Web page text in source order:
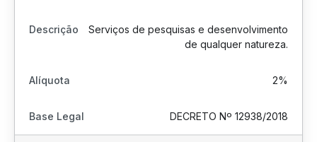
Serviços de pesquisas e desenvolvimento
de qualquer natureza.
2%
DECRETO Nº 12938/2018